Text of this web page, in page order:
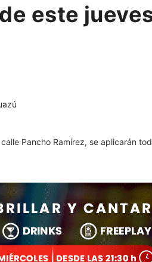
este
Pancho Ramírez, se aplicarán